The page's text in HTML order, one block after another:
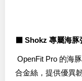
⬛ Shokz 專屬海
OpenFit Pro 的海
合金絲，提供優異